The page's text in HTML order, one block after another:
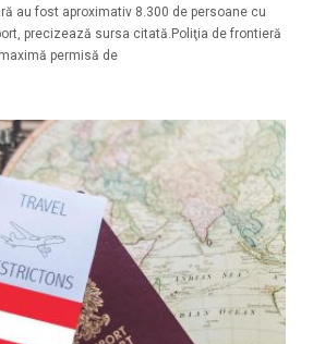
au fost aproximativ 8.300 de persoane cu
precizează sursa citată.Poliţia de frontieră
permisă de